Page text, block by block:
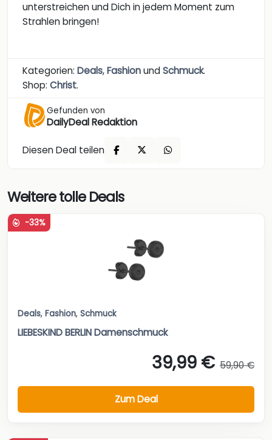
unterstreichen und Dich in jedem Moment zum
Strahlen bringen!
Kategorien: Deals,FashionundSchmuck.
Shop: Christ.
Gefunden von
DailyDeal Redaktion
Diesen Deal teilen
Weitere tolle Deals
-33%
Deals, Fashion, Schmuck
LIEBESKIND BERLIN Damenschmuck
39,99 € 59,90 €
Zum Deal